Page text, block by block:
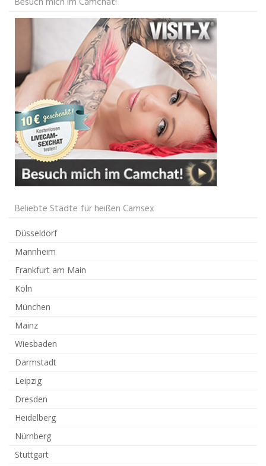
Beliebte Städte für heißen Camsex
Düsseldorf
Mannheim
Frankfurt am Main
Köln
München
Mainz
Wiesbaden
Darmstadt
Leipzig
Dresden
Heidelberg
Nürnberg
Stuttgart